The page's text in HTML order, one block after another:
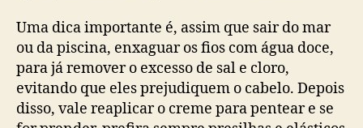
Uma dica importante é, assim que sair do mar
ou da piscina, enxaguar os fios com água doce,
para já remover o excesso de sal e cloro,
evitando que eles prejudiquem o cabelo. Depois
disso, vale reaplicar o creme para pentear e se